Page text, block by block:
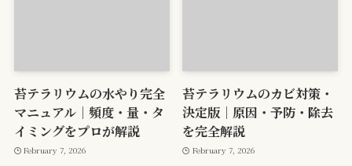
苔テラリウムの水やり完全
マニュアル｜頻度・量・タ
イミングをプロが解説
February 7, 2026
苔テラリウムのカビ対策・
決定版｜原因・予防・除去
を完全解説
February 7, 2026